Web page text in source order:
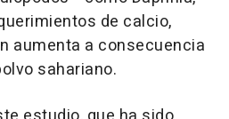
de calcio,
aumenta a consecuencia
sahariano.